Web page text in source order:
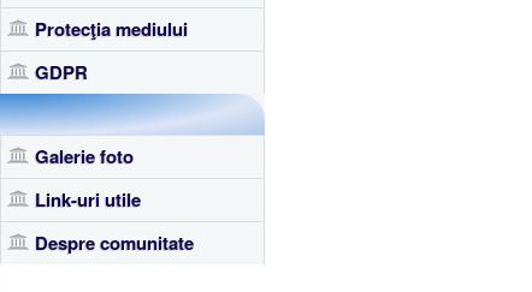
Protecţia mediului
GDPR
Galerie foto
Link-uri utile
Despre comunitate